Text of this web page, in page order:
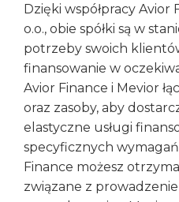
Dzięki współpracy Avior
o.o., obie spółki są w
potrzeby swoich
finansowanie w
Avior Finance i Mevior
oraz zasoby, aby
elastyczne usługi
specyficznych
Finance możesz
związane z